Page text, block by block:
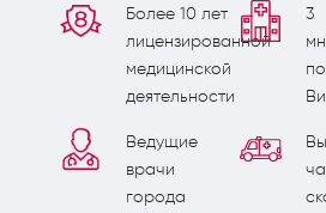
Более 10 лет
лицензированной
медицинской
деятельности
3
Ведущие
врачи
города